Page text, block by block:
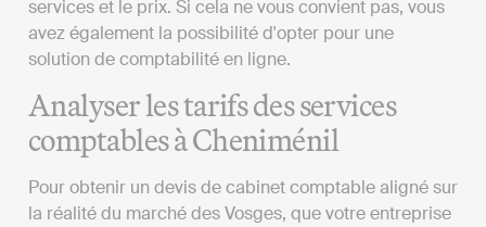
services et le prix. Si cela ne vous convient pas, vous
avez également la possibilité d'opter pour une
solution de comptabilité en ligne.
Analyser les tarifs des services
comptables à Cheniménil
Pour obtenir un devis de cabinet comptable aligné sur
la réalité du marché des Vosges, que votre entreprise